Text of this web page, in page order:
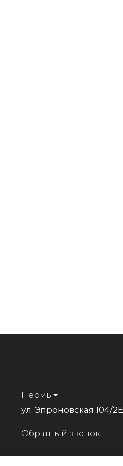
Пермь
ул. Эпроновская 104/2Е
Обратный звонок